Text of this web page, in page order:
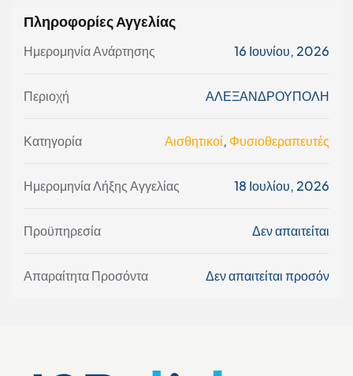
Πληροφορίες Αγγελίας
Ημερομηνία Ανάρτησης 16 Ιουνίου, 2026
Περιοχή ΑΛΕΞΑΝΔΡΟΥΠΟΛΗ
Κατηγορία Αισθητικοί, Φυσιοθεραπευτές
Ημερομηνία Λήξης Αγγελίας 18 Ιουλίου, 2026
Προϋπηρεσία Δεν απαιτείται
Απαραίτητα Προσόντα Δεν απαιτείται προσόν